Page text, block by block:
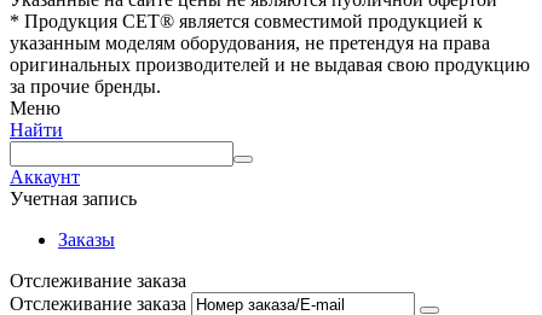
* Продукция СЕТ® является совместимой продукцией к
указанным моделям оборудования, не претендуя на права
оригинальных производителей и не выдавая свою продукцию
за прочие бренды.
Меню
Найти
Аккаунт
Учетная запись
Заказы
Отслеживание заказа
Отслеживание заказа